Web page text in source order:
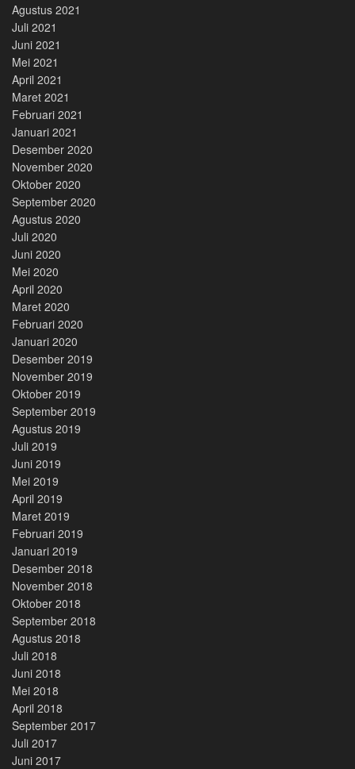
Agustus 2021
Juli 2021
Juni 2021
Mei 2021
April 2021
Maret 2021
Februari 2021
Januari 2021
Desember 2020
November 2020
Oktober 2020
September 2020
Agustus 2020
Juli 2020
Juni 2020
Mei 2020
April 2020
Maret 2020
Februari 2020
Januari 2020
Desember 2019
November 2019
Oktober 2019
September 2019
Agustus 2019
Juli 2019
Juni 2019
Mei 2019
April 2019
Maret 2019
Februari 2019
Januari 2019
Desember 2018
November 2018
Oktober 2018
September 2018
Agustus 2018
Juli 2018
Juni 2018
Mei 2018
April 2018
September 2017
Juli 2017
Juni 2017